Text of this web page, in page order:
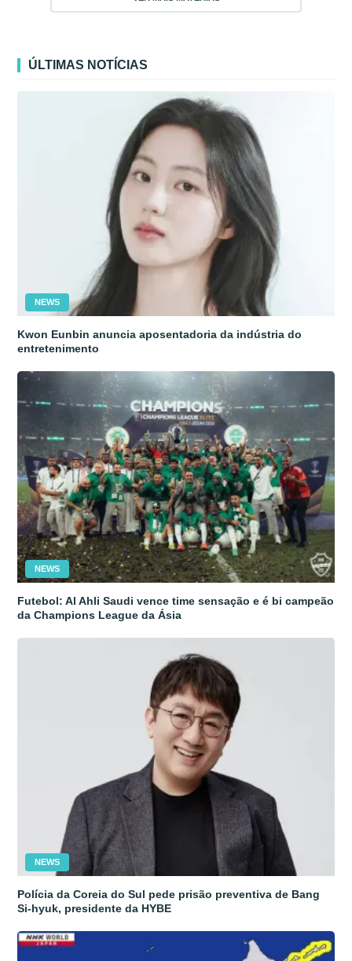
ÚLTIMAS NOTÍCIAS
NEWS
Kwon Eunbin anuncia aposentadoria da indústria do
entretenimento
NEWS
Futebol: Al Ahli Saudi vence time sensação e é bi campeão
da Champions League da Ásia
NEWS
Polícia da Coreia do Sul pede prisão preventiva de Bang
Si-hyuk, presidente da HYBE